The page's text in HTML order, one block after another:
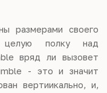
размерами своего
целую полку над
вряд ли вызовет
- это и значит
вертиикально, и,